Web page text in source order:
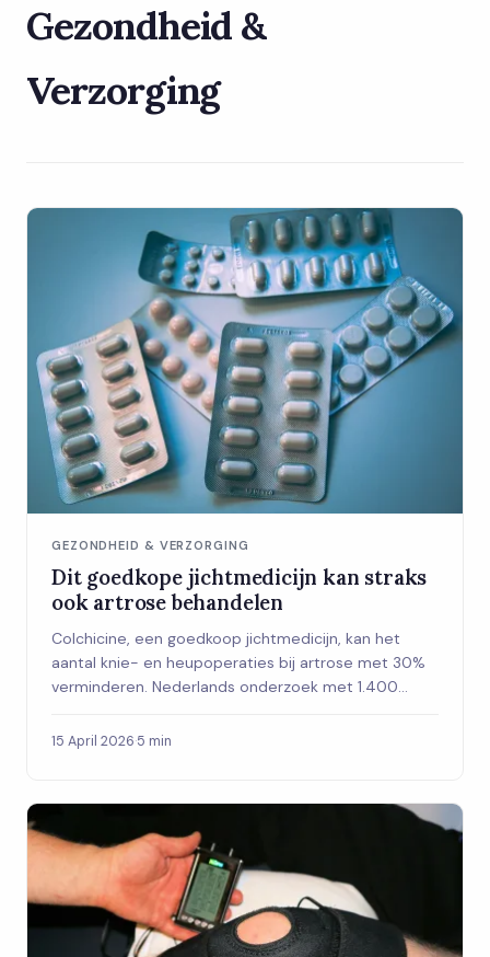
Gezondheid &
Verzorging
GEZONDHEID & VERZORGING
Dit goedkope jichtmedicijn kan straks
ook artrose behandelen
Colchicine, een goedkoop jichtmedicijn, kan het
aantal knie- en heupoperaties bij artrose met 30%
verminderen. Nederlands onderzoek met 1.400
15 April 2026·5 min